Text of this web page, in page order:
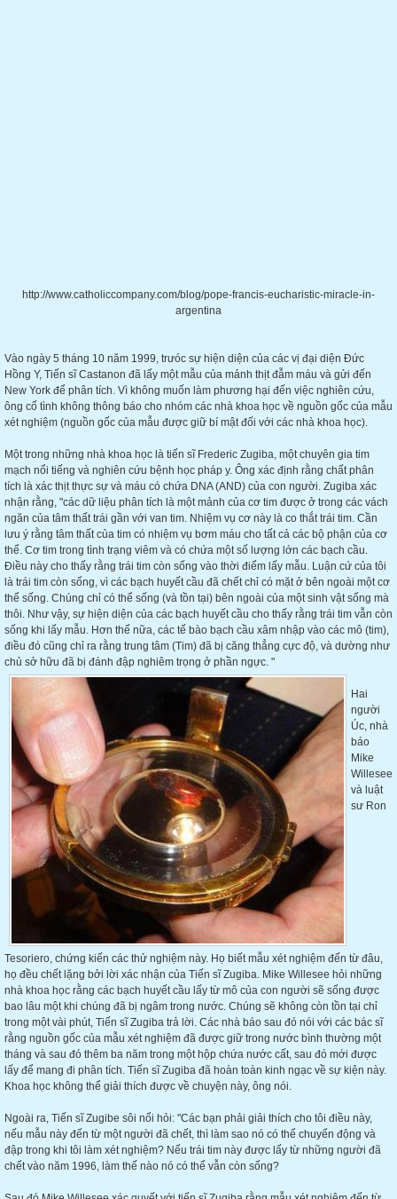
http://www.catholiccompany.com/blog/pope-francis-eucharistic-miracle-in-
argentina
Vào ngày 5 tháng 10 năm 1999, trưóc sự hiện diện của các vị đại diện Đức
Hồng Y, Tiến sĩ Castanon đã lấy một mẫu của mảnh thịt đẫm máu và gửi đến
New York để phân tích. Vì không muốn làm phương hại đến việc nghiên cứu,
ông cố tình không thông báo cho nhóm các nhà khoa học về nguồn gốc của mẫu
xét nghiệm (nguồn gốc của mẫu được giữ bí mật đối với các nhà khoa học).
Một trong những nhà khoa học là tiến sĩ Frederic Zugiba, một chuyên gia tim
mạch nổi tiếng và nghiên cứu bệnh học pháp y. Ông xác định rằng chất phân
tích là xác thịt thực sự và máu có chứa DNA (AND) của con người. Zugiba xác
nhận rằng, "các dữ liệu phân tích là một mảnh của cơ tim được ở trong các vách
ngăn của tâm thất trái gần với van tim. Nhiệm vụ cơ này là co thắt trái tim. Cần
lưu ý rằng tâm thất của tim có nhiệm vụ bơm máu cho tất cả các bộ phận của cơ
thể. Cơ tim trong tình trạng viêm và có chứa một số lượng lớn các bạch cầu.
Điều này cho thấy rằng trái tim còn sống vào thời điểm lấy mẫu. Luận cứ của tôi
là trái tim còn sống, vì các bạch huyết cầu đã chết chỉ có mặt ở bên ngoài một cơ
thể sống. Chúng chỉ có thể sống (và tồn tại) bên ngoài của một sinh vật sống mà
thôi. Như vậy, sự hiện diện của các bạch huyết cầu cho thấy rằng trái tim vẫn còn
sống khi lấy mẫu. Hơn thế nữa, các tế bào bạch cầu xâm nhập vào các mô (tim),
điều đó cũng chỉ ra rằng trung tâm (Tim) đã bị căng thẳng cực độ, và dường như
chủ sở hữu đã bị đánh đập nghiêm trọng ở phần ngực. "
Hai
người
Úc, nhà
báo
Mike
Willesee
và luật
sư Ron
Tesoriero, chứng kiến các thử nghiệm này. Họ biết mẫu xét nghiệm đến từ đâu,
họ đều chết lặng bởi lời xác nhận của Tiến sĩ Zugiba. Mike Willesee hỏi những
nhà khoa học rằng các bạch huyết cầu lấy từ mô của con người sẽ sống được
bao lâu một khi chúng đã bị ngâm trong nước. Chúng sẽ không còn tồn tại chỉ
trong một vài phút, Tiến sĩ Zugiba trả lời. Các nhà báo sau đó nói với các bác sĩ
rằng nguồn gốc của mẫu xét nghiệm đã được giữ trong nước bình thường một
tháng và sau đó thêm ba năm trong một hộp chứa nước cất, sau đó mới được
lấy để mang đi phân tích. Tiến sĩ Zugiba đã hoàn toàn kinh ngạc về sự kiện này.
Khoa học không thể giải thích được về chuyện này, ông nói.
Ngoài ra, Tiến sĩ Zugibe sôi nổi hỏi: "Các bạn phải giải thích cho tôi điều này,
nếu mẫu này đến từ một người đã chết, thì làm sao nó có thể chuyển động và
đập trong khi tôi làm xét nghiệm? Nếu trái tim này được lấy từ những người đã
chết vào năm 1996, làm thế nào nó có thể vẫn còn sống?